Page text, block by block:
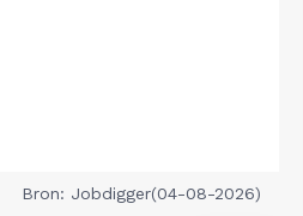
Bron: Jobdigger(04-08-2026)